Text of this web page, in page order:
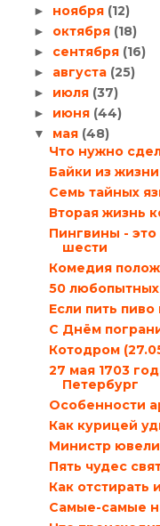
► ноября (12)
► октября (18)
► сентября (16)
► августа (25)
► июля (37)
► июня (44)
▼ мая (48)
Что нужно
Байки из
Семь тайных
Вторая жизнь
Пингвины - это
шести
Комедия
50
Если пить
С Днём
Котодром
27 мая 1703
Петербург
Особенности
Как курицей
Министр
Пять чудес
Как отстирать
Самые-самые